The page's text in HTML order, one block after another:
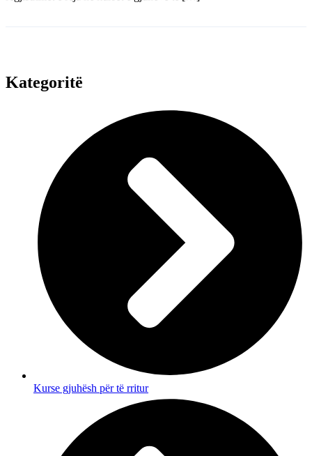
Kategoritë
Kurse gjuhësh për të rritur